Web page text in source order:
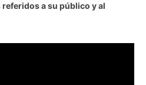
a su público y al